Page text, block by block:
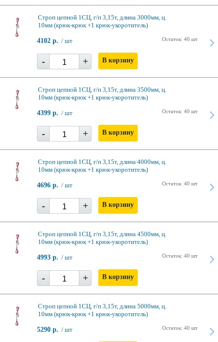
Строп цепной 1СЦ, г/п 3,15т, длина 3000мм, ц.
10мм (крюк-крюк +1 крюк-укоротитель)
Остаток: 40 шт
4102 р. / шт
- + В корзину
Строп цепной 1СЦ, г/п 3,15т, длина 3500мм, ц.
10мм (крюк-крюк +1 крюк-укоротитель)
Остаток: 40 шт
4399 р. / шт
- + В корзину
Строп цепной 1СЦ, г/п 3,15т, длина 4000мм, ц.
10мм (крюк-крюк +1 крюк-укоротитель)
Остаток: 40 шт
4696 р. / шт
- + В корзину
Строп цепной 1СЦ, г/п 3,15т, длина 4500мм, ц.
10мм (крюк-крюк +1 крюк-укоротитель)
Остаток: 40 шт
4993 р. / шт
- + В корзину
Строп цепной 1СЦ, г/п 3,15т, длина 5000мм, ц.
10мм (крюк-крюк +1 крюк-укоротитель)
Остаток: 40 шт
5290 р. / шт